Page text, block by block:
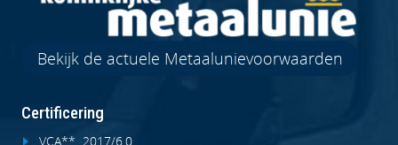
Bekijk de actuele Metaalunievoorwaarden
Certificering
VCA** 2017/6.0